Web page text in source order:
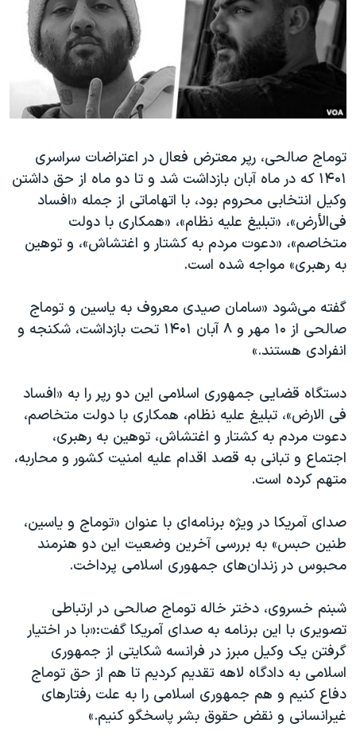
فرهنگ و زندگی
حقوق شهروندی
اقتصادی
گالری عکس
آرشیو پخش زنده
مستندها
انتخابات ریاست جمهوری آمریکا ۲۰۲۴
حمله جمهوری اسلامی به اسرائیل
اعتراضات زن، زندگی، آزادی
مجموعه مستندهای دادخواهی
تریبونال مردمی آبان ۹۸
دادگاه حمید نوری
چهل سال گروگان‌گیری
قانون شفافیت دارائی کادر رهبری ایران
اعتراضات مردمی آبان ۹۸
اسرائیل در جنگ
نرگس محمدی برنده جایزه نوبل صلح
همایش محافظه‌کاران آمریکا «سی‌پک»
صفحه‌های ویژه
سفر پرزیدنت ترامپ به چین
دنبال کنید
زبانهای مختلف
توماج صالحی، رپر معترض فعال در اعتراضات سراسری
۱۴۰۱ که در ماه آبان بازداشت شد و تا دو ماه از حق داشتن
وکیل انتخابی محروم بود، با اتهاماتی از جمله «افساد
فی‌الأرض»، «تبلیغ علیه نظام»، «همکاری با دولت
متخاصم»، «دعوت مردم به کشتار و اغتشاش»، و توهین
به رهبری» مواجه شده است.
گفته می‌شود «سامان صیدی معروف به یاسین و توماج
صالحی از ۱۰ مهر و ۸ آبان ۱۴۰۱ تحت بازداشت، شکنجه و
انفرادی هستند.»
دستگاه قضایی جمهوری اسلامی این دو رپر را به «افساد
فی الارض»، تبلیغ علیه نظام، همکاری با دولت متخاصم،
دعوت مردم به کشتار و اغتشاش، توهین به رهبری،
اجتماع و تبانی به قصد اقدام علیه امنیت کشور و محاربه،
متهم کرده است.
صدای آمریکا در ویژه برنامه‌ای با عنوان «توماج و یاسین،‌
طنین حبس» به بررسی آخرین وضعیت این دو هنرمند
محبوس در زندان‌های جمهوری اسلامی پرداخت.
شبنم خسروی، دختر خاله توماج صالحی در ارتباطی
تصویری با این برنامه به صدای آمریکا گفت:«با در اختیار
گرفتن یک وکیل مبرز در فرانسه شکایتی از جمهوری
اسلامی به دادگاه لاهه تقدیم کردیم تا هم از حق توماج
دفاع کنیم و هم جمهوری اسلامی را به علت رفتارهای
غیرانسانی و نقض حقوق بشر پاسخگو کنیم.»